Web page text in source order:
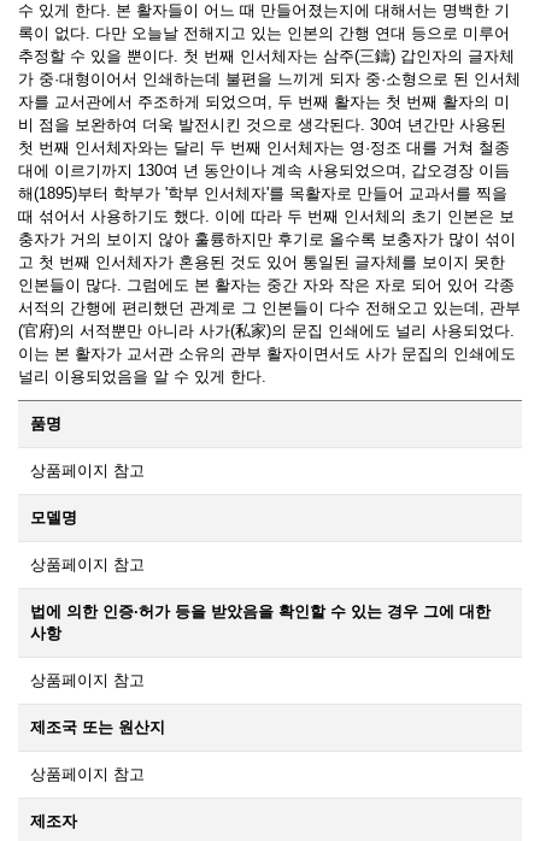
수 있게 한다. 본 활자들이 어느 때 만들어졌는지에 대해서는 명백한 기
록이 없다. 다만 오늘날 전해지고 있는 인본의 간행 연대 등으로 미루어
추정할 수 있을 뿐이다. 첫 번째 인서체자는 삼주(三鑄) 갑인자의 글자체
가 중·대형이어서 인쇄하는데 불편을 느끼게 되자 중·소형으로 된 인서체
자를 교서관에서 주조하게 되었으며, 두 번째 활자는 첫 번째 활자의 미
비 점을 보완하여 더욱 발전시킨 것으로 생각된다. 30여 년간만 사용된
첫 번째 인서체자와는 달리 두 번째 인서체자는 영·정조 대를 거쳐 철종
대에 이르기까지 130여 년 동안이나 계속 사용되었으며, 갑오경장 이듬
해(1895)부터 학부가 '학부 인서체자'를 목활자로 만들어 교과서를 찍을
때 섞어서 사용하기도 했다. 이에 따라 두 번째 인서체의 초기 인본은 보
충자가 거의 보이지 않아 훌륭하지만 후기로 올수록 보충자가 많이 섞이
고 첫 번째 인서체자가 혼용된 것도 있어 통일된 글자체를 보이지 못한
인본들이 많다. 그럼에도 본 활자는 중간 자와 작은 자로 되어 있어 각종
서적의 간행에 편리했던 관계로 그 인본들이 다수 전해오고 있는데, 관부
(官府)의 서적뿐만 아니라 사가(私家)의 문집 인쇄에도 널리 사용되었다.
이는 본 활자가 교서관 소유의 관부 활자이면서도 사가 문집의 인쇄에도
널리 이용되었음을 알 수 있게 한다.
품명
상품페이지 참고
모델명
상품페이지 참고
법에 의한 인증·허가 등을 받았음을 확인할 수 있는 경우 그에 대한
사항
상품페이지 참고
제조국 또는 원산지
상품페이지 참고
제조자